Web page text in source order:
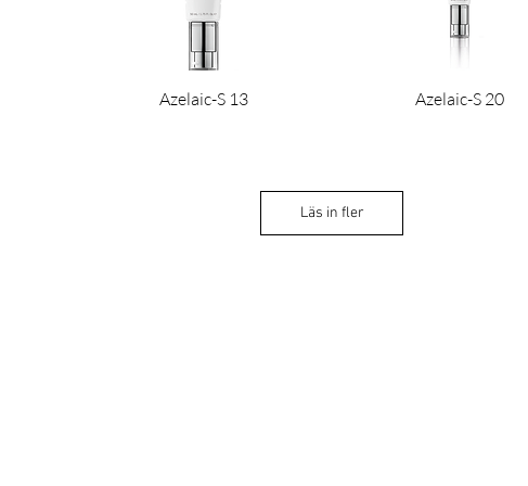
Azelaic-S 13 Azelaic-S 20
Läs in fler